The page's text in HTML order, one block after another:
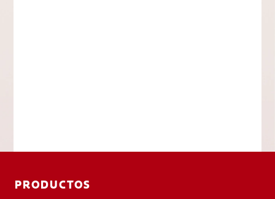
PRODUCTOS